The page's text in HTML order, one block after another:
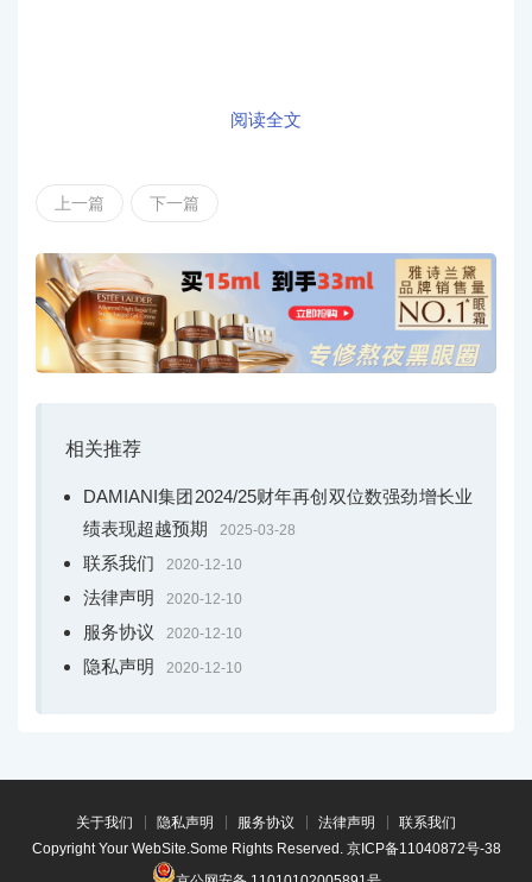
阅读全文
上一篇 下一篇
相关推荐
DAMIANI集团2024/25财年再创双位数强劲增长业
绩表现超越预期
2025-03-28
联系我们 2020-12-10
法律声明 2020-12-10
服务协议 2020-12-10
隐私声明 2020-12-10
关于我们 隐私声明 服务协议 法律声明
联系我们
Copyright Your WebSite.Some Rights Reserved. 京ICP备11040872号-38